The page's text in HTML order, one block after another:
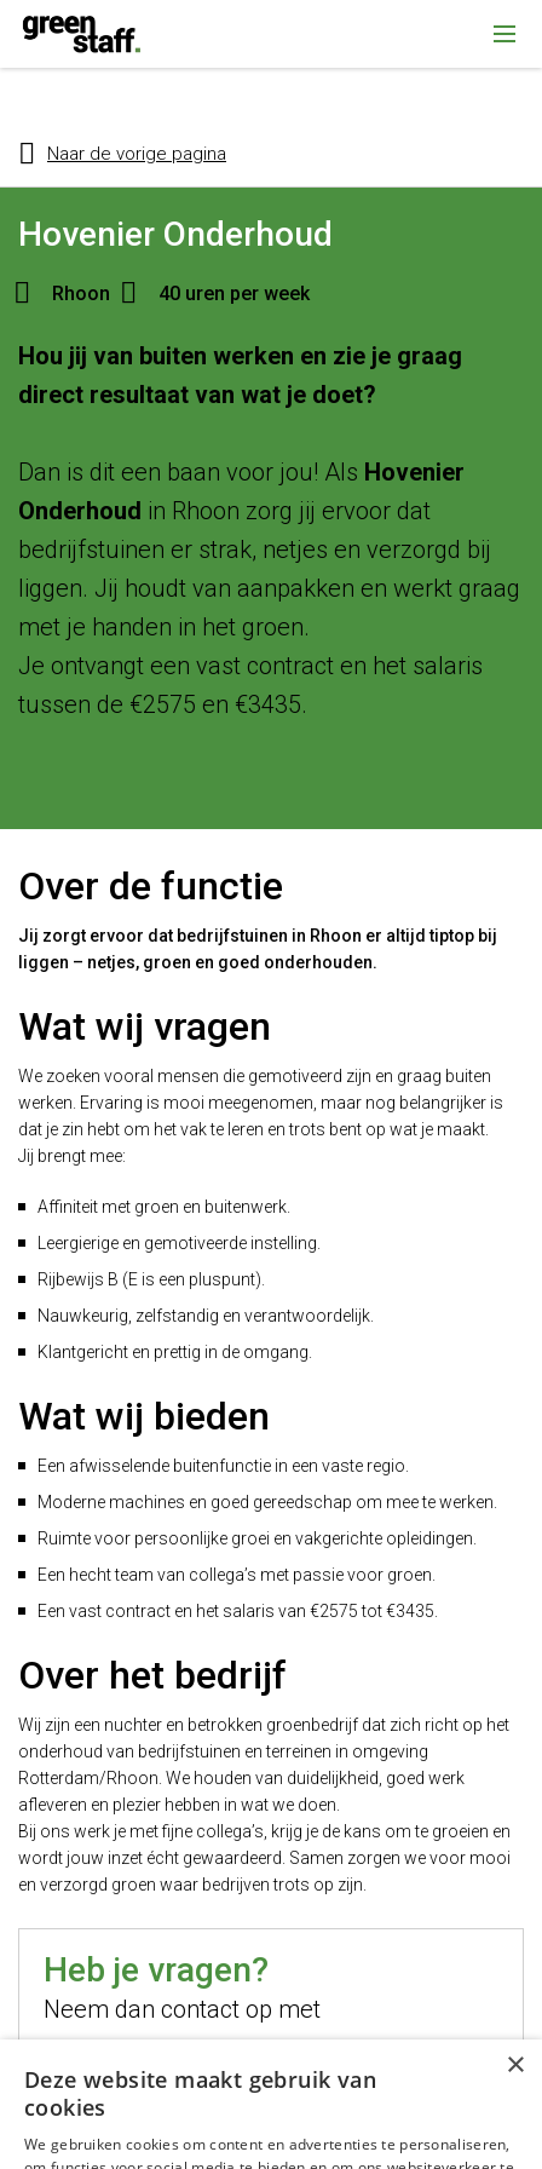
{ "@context": "https://schema.org", "@type": "Organization", "name":
""Greenstaff, "url": "https://www.greenstaff.nl", "logo": "" }
Naar de vorige pagina
Hovenier Onderhoud
Rhoon 40 uren per week
Hou jij van buiten werken en zie je graag
direct resultaat van wat je doet?
Dan is dit een baan voor jou! Als Hovenier
Onderhoud in Rhoon zorg jij ervoor dat
bedrijfstuinen er strak, netjes en verzorgd bij
liggen. Jij houdt van aanpakken en werkt graag
met je handen in het groen.
Je ontvangt een vast contract en het salaris
tussen de €2575 en €3435.
Over de functie
Jij zorgt ervoor dat bedrijfstuinen in Rhoon er altijd tiptop bij
liggen – netjes, groen en goed onderhouden.
Wat wij vragen
We zoeken vooral mensen die gemotiveerd zijn en graag buiten
werken. Ervaring is mooi meegenomen, maar nog belangrijker is
dat je zin hebt om het vak te leren en trots bent op wat je maakt.
Jij brengt mee:
Affiniteit met groen en buitenwerk.
Leergierige en gemotiveerde instelling.
Rijbewijs B (E is een pluspunt).
Nauwkeurig, zelfstandig en verantwoordelijk.
Klantgericht en prettig in de omgang.
Wat wij bieden
Een afwisselende buitenfunctie in een vaste regio.
Moderne machines en goed gereedschap om mee te werken.
Ruimte voor persoonlijke groei en vakgerichte opleidingen.
Een hecht team van collega’s met passie voor groen.
Een vast contract en het salaris van €2575 tot €3435.
Over het bedrijf
Wij zijn een nuchter en betrokken groenbedrijf dat zich richt op het
onderhoud van bedrijfstuinen en terreinen in omgeving
Rotterdam/Rhoon. We houden van duidelijkheid, goed werk
afleveren en plezier hebben in wat we doen.
Bij ons werk je met fijne collega’s, krijg je de kans om te groeien en
wordt jouw inzet écht gewaardeerd. Samen zorgen we voor mooi
en verzorgd groen waar bedrijven trots op zijn.
Heb je vragen?
Neem dan contact op met
Hugo Jelier
Bel mij
Stuur mij een email
×
Deze website maakt gebruik van
cookies
We gebruiken cookies om content en advertenties te personaliseren,